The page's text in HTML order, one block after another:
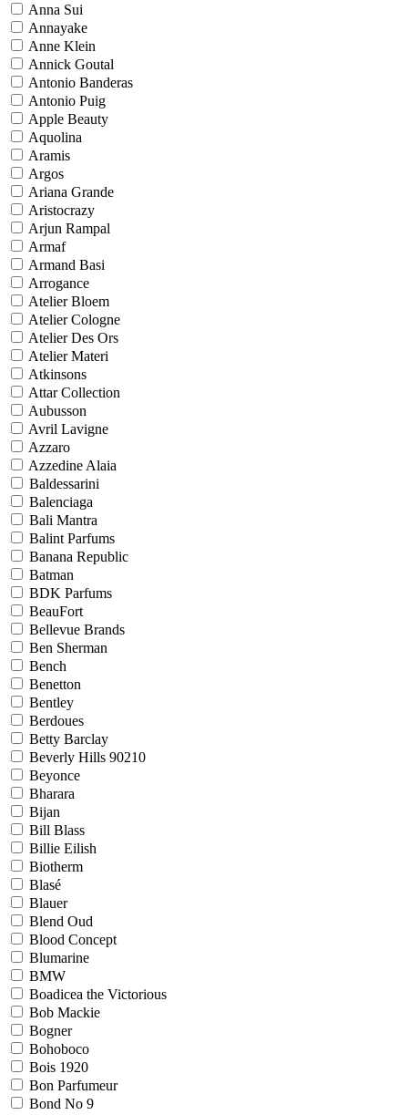
Anna Sui
Annayake
Anne Klein
Annick Goutal
Antonio Banderas
Antonio Puig
Apple Beauty
Aquolina
Aramis
Argos
Ariana Grande
Aristocrazy
Arjun Rampal
Armaf
Armand Basi
Arrogance
Atelier Bloem
Atelier Cologne
Atelier Des Ors
Atelier Materi
Atkinsons
Attar Collection
Aubusson
Avril Lavigne
Azzaro
Azzedine Alaia
Baldessarini
Balenciaga
Bali Mantra
Balint Parfums
Banana Republic
Batman
BDK Parfums
BeauFort
Bellevue Brands
Ben Sherman
Bench
Benetton
Bentley
Berdoues
Betty Barclay
Beverly Hills 90210
Beyonce
Bharara
Bijan
Bill Blass
Billie Eilish
Biotherm
Blasé
Blauer
Blend Oud
Blood Concept
Blumarine
BMW
Boadicea the Victorious
Bob Mackie
Bogner
Bohoboco
Bois 1920
Bon Parfumeur
Bond No 9